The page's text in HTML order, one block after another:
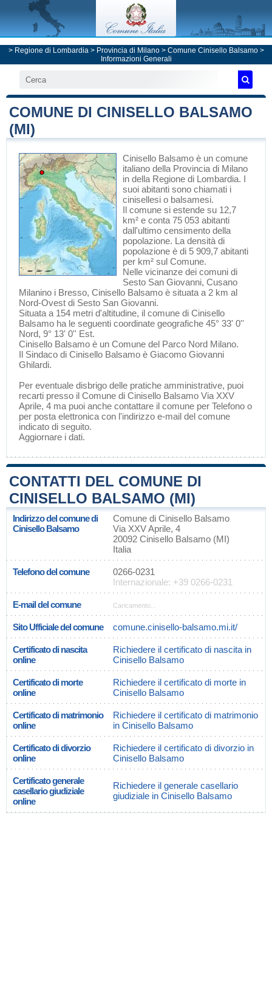
> Regione di Lombardia> Provincia di Milano> Comune Cinisello Balsamo>
Informazioni Generali
COMUNE DI CINISELLO BALSAMO
(MI)
Cinisello Balsamo è un comune
italiano della Provincia di Milano
in della Regione di Lombardia. I
suoi abitanti sono chiamati i
cinisellesi o balsamesi.
Il comune si estende su 12,7
km² e conta 75 053 abitanti
dall'ultimo censimento della
popolazione. La densità di
popolazione è di 5 909,7 abitanti
per km² sul Comune.
Nelle vicinanze dei comuni di
Sesto San Giovanni, Cusano
Milanino i Bresso, Cinisello Balsamo è situata a 2 km al
Nord-Ovest di Sesto San Giovanni.
Situata a 154 metri d'altitudine, il comune di Cinisello
Balsamo ha le seguenti coordinate geografiche 45° 33' 0''
Nord, 9° 13' 0'' Est.
Cinisello Balsamo è un Comune del Parco Nord Milano.
Il Sindaco di Cinisello Balsamo è Giacomo Giovanni
Ghilardi.
Per eventuale disbrigo delle pratiche amministrative, puoi
recarti presso il Comune di Cinisello Balsamo Via XXV
Aprile, 4 ma puoi anche contattare il comune per Telefono o
per posta elettronica con l'indirizzo e-mail del comune
indicato di seguito.
Aggiornare i dati.
CONTATTI DEL COMUNE DI
CINISELLO BALSAMO (MI)
Indirizzo del comune di
Cinisello Balsamo
Comune di Cinisello Balsamo
Via XXV Aprile, 4
20092 Cinisello Balsamo (MI)
Italia
Telefono del comune
0266-0231
Internazionale: +39 0266-0231
E-mail del comune Caricamento...
Sito Ufficiale del comune comune.cinisello-balsamo.mi.it/
Certificato di nascita
online
Richiedere il certificato di nascita in
Cinisello Balsamo
Certificato di morte
online
Richiedere il certificato di morte in
Cinisello Balsamo
Certificato di matrimonio
online
Richiedere il certificato di matrimonio
in Cinisello Balsamo
Certificato di divorzio
online
Richiedere il certificato di divorzio in
Cinisello Balsamo
Certificato generale
casellario giudiziale
online
Richiedere il generale casellario
giudiziale in Cinisello Balsamo